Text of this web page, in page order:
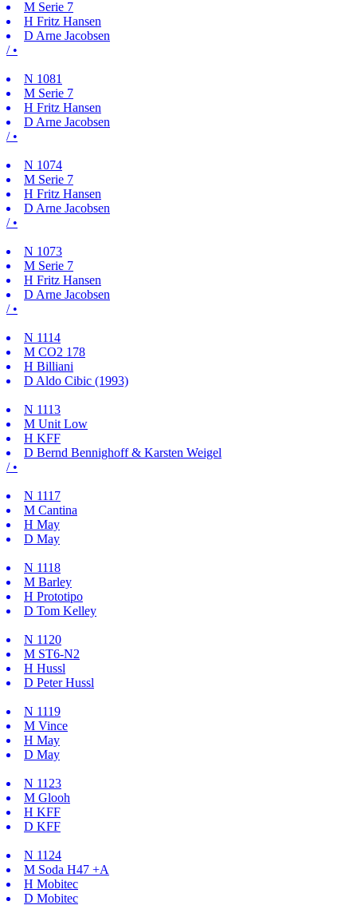
M Serie 7
H Fritz Hansen
D Arne Jacobsen
/ •
N 1081
M Serie 7
H Fritz Hansen
D Arne Jacobsen
/ •
N 1074
M Serie 7
H Fritz Hansen
D Arne Jacobsen
/ •
N 1073
M Serie 7
H Fritz Hansen
D Arne Jacobsen
/ •
N 1114
M CO2 178
H Billiani
D Aldo Cibic (1993)
N 1113
M Unit Low
H KFF
D Bernd Bennighoff & Karsten Weigel
/ •
N 1117
M Cantina
H May
D May
N 1118
M Barley
H Prototipo
D Tom Kelley
N 1120
M ST6-N2
H Hussl
D Peter Hussl
N 1119
M Vince
H May
D May
N 1123
M Glooh
H KFF
D KFF
N 1124
M Soda H47 +A
H Mobitec
D Mobitec